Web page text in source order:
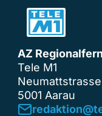
AZ
Tele M1
Neumattstrasse
5001 Aarau